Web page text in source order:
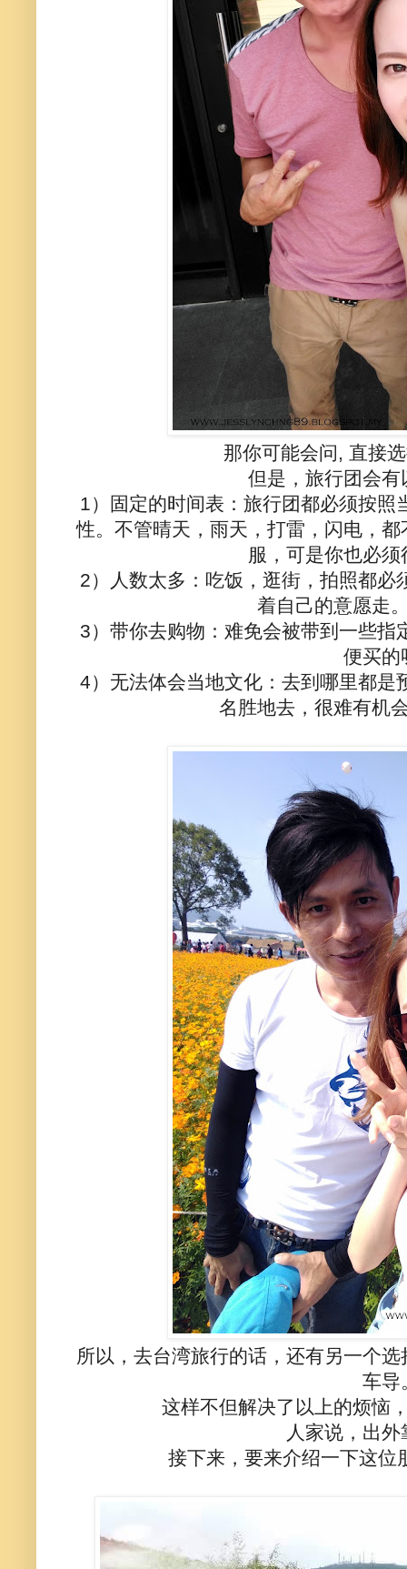
那你可能会问, 直接
但是，旅行团会
1）固定的时间表：旅行团都必须按
性。不管晴天，雨天，打雷，闪电，
服，可是你也必
2）人数太多：吃饭，逛街，拍照都
着自己的意愿走
3）带你去购物：难免会被带到一些
便买的
4）无法体会当地文化：去到哪里都是
名胜地去，很难有机
所以，去台湾旅行的话，还有另一个
车导
这样不但解决了以上的烦恼
人家说，出
接下来，要来介绍一下这位